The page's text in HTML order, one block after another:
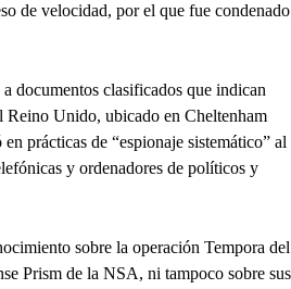
de velocidad, por el que fue condenado
documentos clasificados que indican
Reino Unido, ubicado en Cheltenham
prácticas de “espionaje sistemático” al
y ordenadores de políticos y
sobre la operación Tempora del
Prism de la NSA, ni tampoco sobre sus